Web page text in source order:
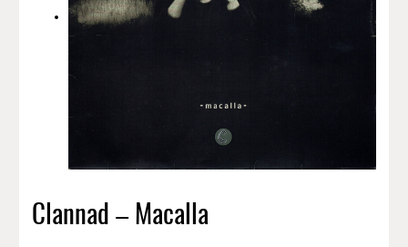
Clannad – Macalla